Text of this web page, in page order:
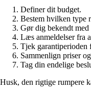
Definer dit budget.
Bestem hvilken type
Gør dig bekendt
Læs anmeldelser fra
Tjek garantiperioden
Sammenlign priser
Tag din endelige
Husk, den rigtige rumpere